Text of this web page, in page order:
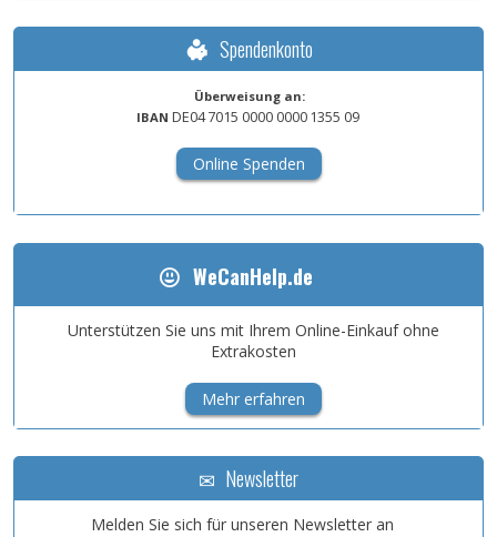
Spendenkonto
Überweisung an:
IBAN DE047015 0000 0000 1355 09
Online Spenden
WeCanHelp.de
Unterstützen Sie uns mit Ihrem Online-Einkauf ohne
Extrakosten
Mehr erfahren
Newsletter
Melden Sie sich für unseren Newsletter an